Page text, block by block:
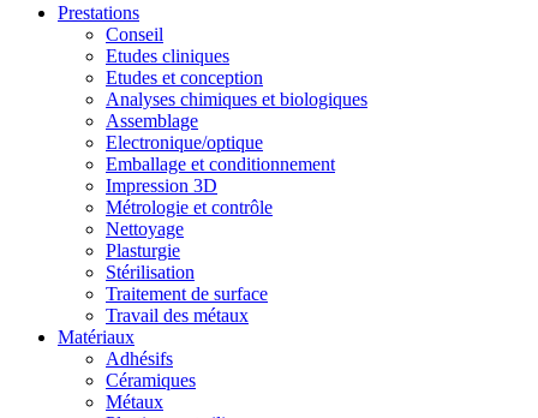
Prestations
Conseil
Etudes cliniques
Etudes et conception
Analyses chimiques et biologiques
Assemblage
Electronique/optique
Emballage et conditionnement
Impression 3D
Métrologie et contrôle
Nettoyage
Plasturgie
Stérilisation
Traitement de surface
Travail des métaux
Matériaux
Adhésifs
Céramiques
Métaux